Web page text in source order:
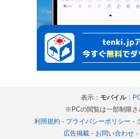
表示： モバイル｜
※PCの閲覧は一部制限さ
利用規約 - プライバシーポリシー -
広告掲載- お問い合わせ-